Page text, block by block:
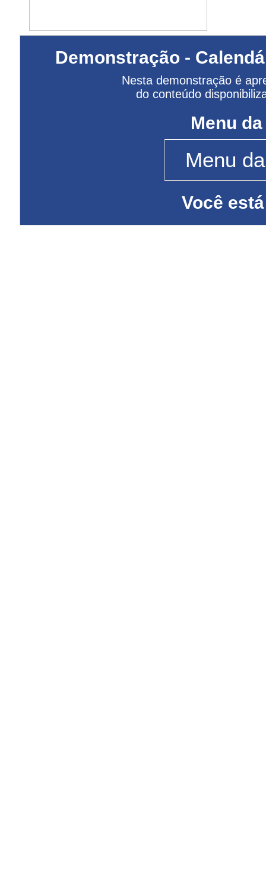
Demonstração -
Nesta demonstração é
do conteúdo
Menu
Você